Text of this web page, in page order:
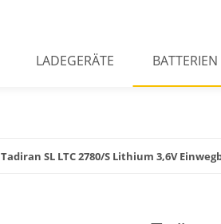
LADEGERÄTE BATTERIEN
Tadiran SL LTC 2780/S Lithium 3,6V